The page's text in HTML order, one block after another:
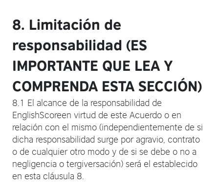
8. Limitación de
responsabilidad (ES
IMPORTANTE QUE LEA Y
COMPRENDA ESTA SECCIÓN)
8.1 El alcance de la responsabilidad de
EnglishScoreen virtud de este Acuerdo o en
relación con el mismo (independientemente de si
dicha responsabilidad surge por agravio, contrato
o de cualquier otro modo y de si se debe o no a
negligencia o tergiversación) será el establecido
en esta cláusula 8.